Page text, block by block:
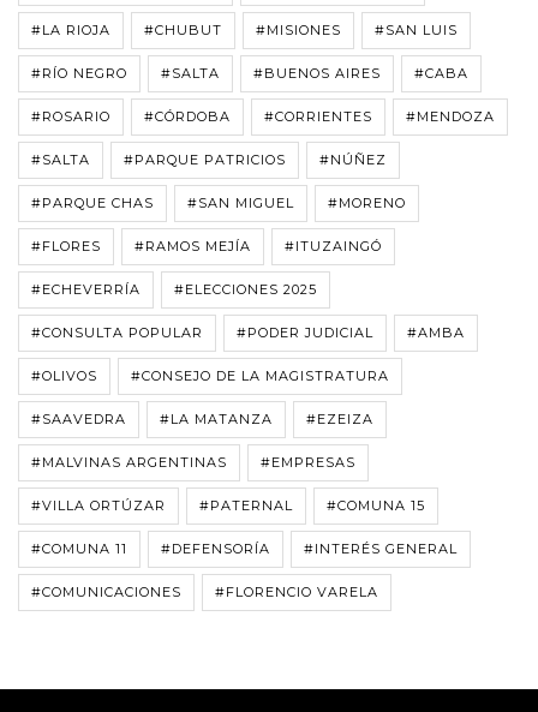
#LA RIOJA #CHUBUT #MISIONES #SAN LUIS
#RÍO NEGRO #SALTA #BUENOS AIRES #CABA
#ROSARIO #CÓRDOBA #CORRIENTES #MENDOZA
#SALTA #PARQUE PATRICIOS #NÚÑEZ
#PARQUE CHAS #SAN MIGUEL #MORENO
#FLORES #RAMOS MEJÍA #ITUZAINGÓ
#ECHEVERRÍA #ELECCIONES 2025
#CONSULTA POPULAR #PODER JUDICIAL #AMBA
#OLIVOS #CONSEJO DE LA MAGISTRATURA
#SAAVEDRA #LA MATANZA #EZEIZA
#MALVINAS ARGENTINAS #EMPRESAS
#VILLA ORTÚZAR #PATERNAL #COMUNA 15
#COMUNA 11 #DEFENSORÍA #INTERÉS GENERAL
#COMUNICACIONES #FLORENCIO VARELA